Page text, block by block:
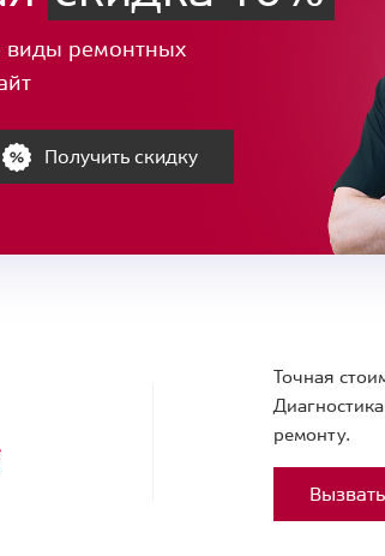
виды ремонтных
Получить скидку
Точная
ремонту.